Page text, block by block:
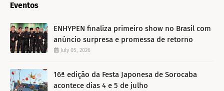
Eventos
ENHYPEN finaliza primeiro show no Brasil com
anúncio surpresa e promessa de retorno
July 05, 2026
16ª edição da Festa Japonesa de Sorocaba
acontece dias 4 e 5 de julho